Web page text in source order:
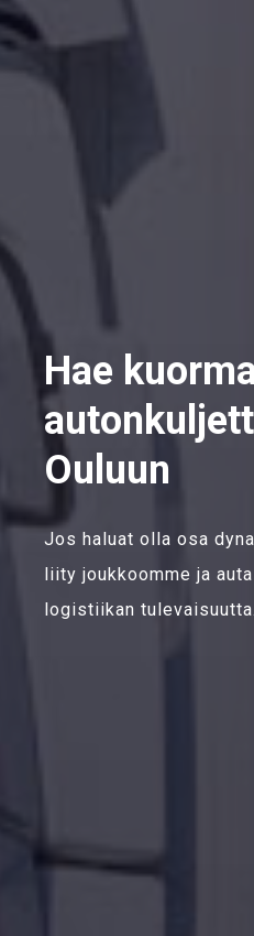
Hae
Ouluun
Jos haluat olla osa
liity joukkoomme ja
logistiikan tulevaisuutta.